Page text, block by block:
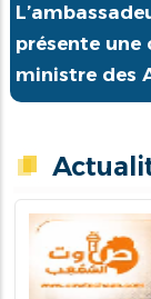
présente une
ministre des